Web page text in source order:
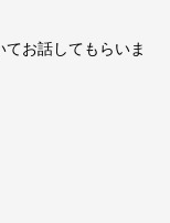
お話してもらいま